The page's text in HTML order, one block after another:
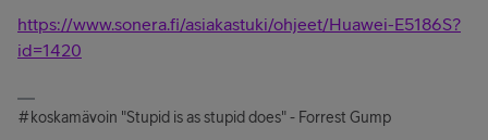
https://www.sonera.fi/asiakastuki/ohjeet/Huawei-E5186S?
id=1420
#koskamävoin "Stupid is as stupid does" - Forrest Gump